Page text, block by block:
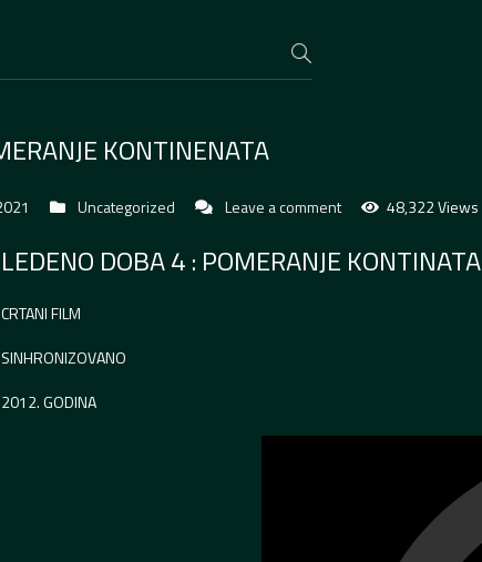
KONTINENATA
Uncategorized Leave a comment 48,322 Views
LEDENO DOBA 4 : POMERANJE KONTINATA
CRTANI FILM
SINHRONIZOVANO
2012. GODINA